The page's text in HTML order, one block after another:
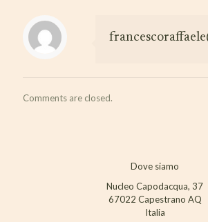
Comments are closed.
Dove siamo
Nucleo Capodacqua, 37
67022 Capestrano AQ
Italia